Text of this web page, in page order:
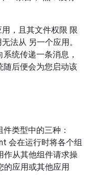
，且其文件权限 限
法从 另一个应用。
统传递一条消息，
随后便会为您启动该
类型中的三种：
会在运行时将各个组
作从其他组件请求操
的应用或其他应用